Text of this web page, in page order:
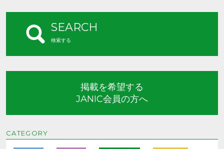
SEARCH
検索する
掲載を希望する
JANIC会員の方へ
CATEGORY